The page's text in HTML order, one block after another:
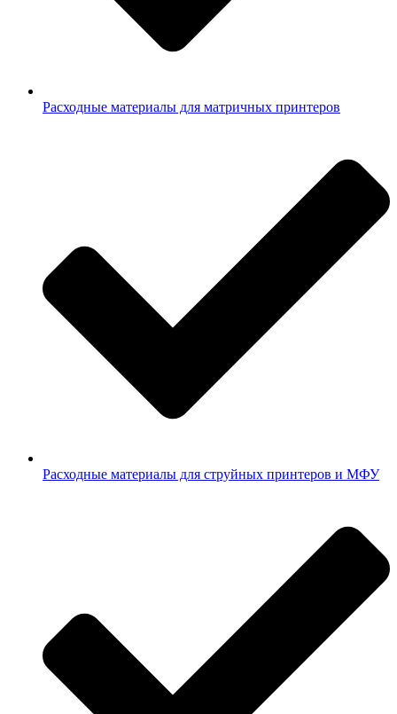
Расходные материалы для матричных принтеров
Расходные материалы для струйных принтеров и МФУ